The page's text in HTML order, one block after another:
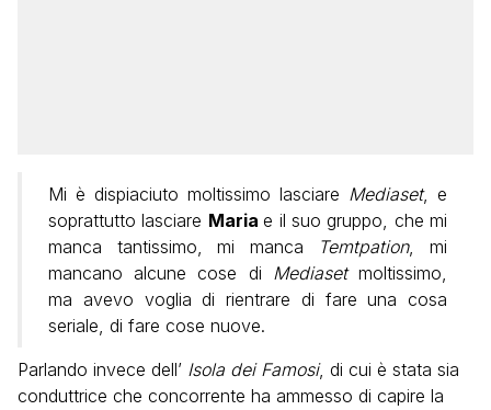
Mi è dispiaciuto moltissimo lasciare Mediaset, e
soprattutto lasciare Mariae il suo gruppo, che mi
manca tantissimo, mi manca
Temtpation, mi
mancano alcune cose di Mediasetmoltissimo,
ma avevo voglia di rientrare di fare una cosa
seriale, di fare cose nuove.
Parlando invece dell’ Isola dei Famosi, di cui è stata sia
conduttrice che concorrente ha ammesso di capire la